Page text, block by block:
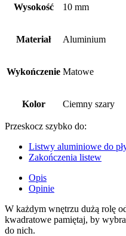
Wysokość 10 mm
Materiał Aluminium
Wykończenie Matowe
Kolor Ciemny szary
Przeskocz szybko do:
Listwy aluminiowe do
Zakończenia listew
Opis
Opinie
W każdym wnętrzu dużą rolę
kwadratowe pamiętaj, by
do nich.